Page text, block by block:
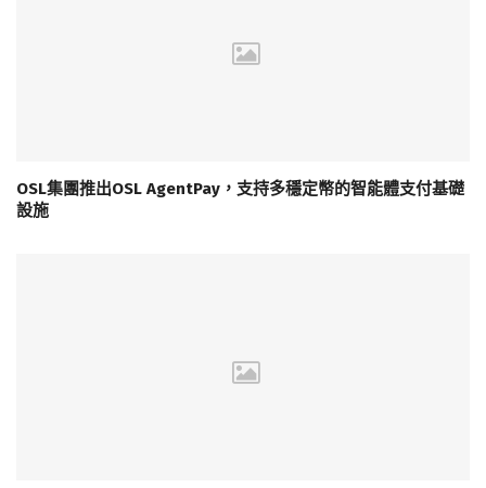
OSL集團推出OSL AgentPay，支持多穩定幣的智能體支付基礎
設施